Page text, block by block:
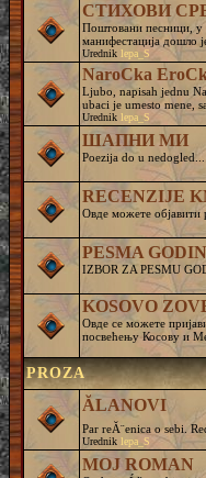
СТИХОВИ
Поштовани песници, у
манифестација дошло
Urednik lepa_S
NaroCka
Ljubo, napisah jednu
ubaci je umesto mene,
Urednik lepa_S
ШАПНИ МИ
Poezija do u
RECENZIJE
Овде можете објавити
PESMA
IZBOR ZA PESMU
KOSOVO
Овде се можете
посвећењу Косову и
PROZA
ĂLANOVI
Par reĂ¨enica o sebi.
Urednik lepa_S
MOJ ROMAN